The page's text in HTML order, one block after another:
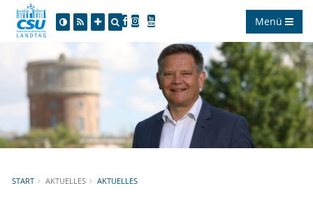
Menü
START AKTUELLES AKTUELLES